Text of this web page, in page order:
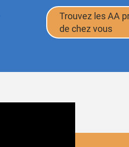
Trouvez les AA
de chez vous